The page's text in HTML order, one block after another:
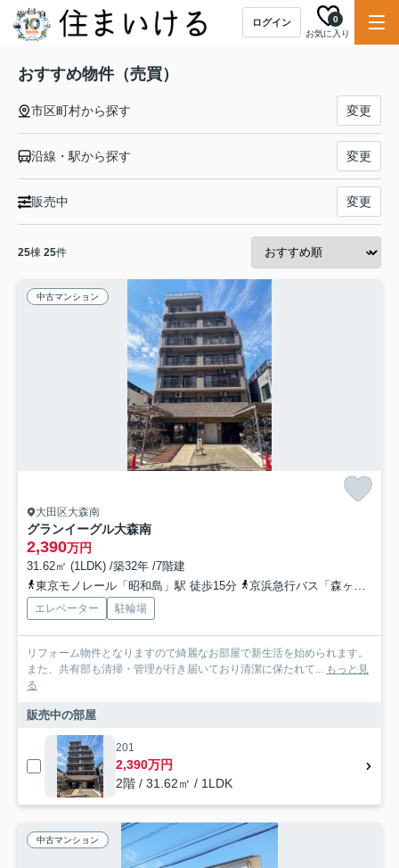
ログイン
お気に入り
0
おすすめ物件（売買）
市区町村から探す 変更
沿線・駅から探す 変更
販売中 変更
25棟 25件
中古マンション
大田区大森南
グランイーグル大森南
2,390万円
31.62㎡ (1LDK) /築32年 /7階建
東京モノレール「昭和島」駅 徒歩15分
京浜急行バス「森ヶ崎十字路」バス停下車 徒歩3分
エレベーター 駐輪場
リフォーム物件となりますので綺麗なお部屋で新生活を始められます。
また、共有部も清掃・管理が行き届いており清潔に保たれて... もっと見
る
販売中の部屋
201
2,390万円
2階 / 31.62㎡ / 1LDK
中古マンション